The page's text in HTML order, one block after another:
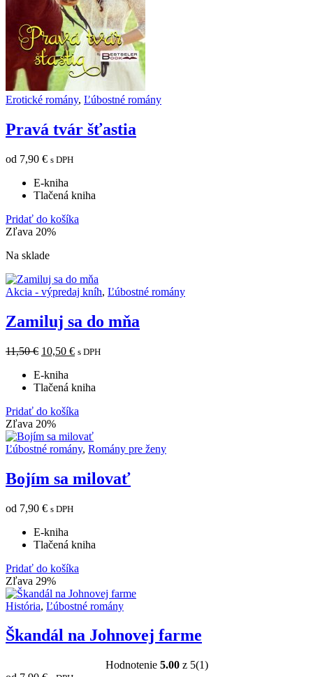
Erotické romány, Ľúbostné romány
Pravá tvár šťastia
od 7,90 € s DPH
E-kniha
Tlačená kniha
Pridať do košíka
Zľava 20%
Na sklade
Akcia - výpredaj kníh, Ľúbostné romány
Zamiluj sa do mňa
11,50€ 10,50 € s DPH
E-kniha
Tlačená kniha
Pridať do košíka
Zľava 20%
Ľúbostné romány, Romány pre ženy
Bojím sa milovať
od 7,90 € s DPH
E-kniha
Tlačená kniha
Pridať do košíka
Zľava 29%
História, Ľúbostné romány
Škandál na Johnovej farme
Hodnotenie 5.00z 5(1)